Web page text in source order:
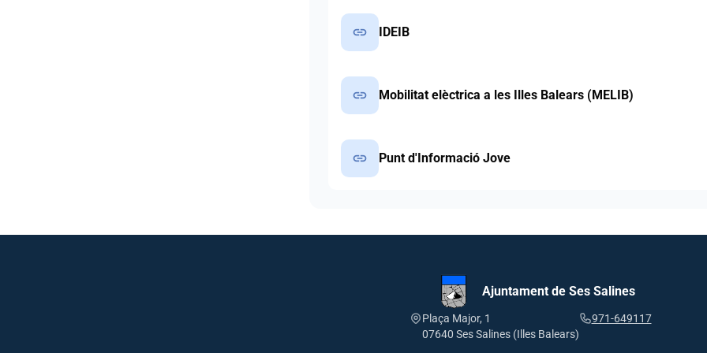
link IDEIB
link Mobilitat elèctrica a les Illes Balears (MELIB)
link Punt d'Informació Jove
Ajuntament de Ses Salines
Plaça Major, 1
07640 Ses Salines (Illes Balears)
971-649117